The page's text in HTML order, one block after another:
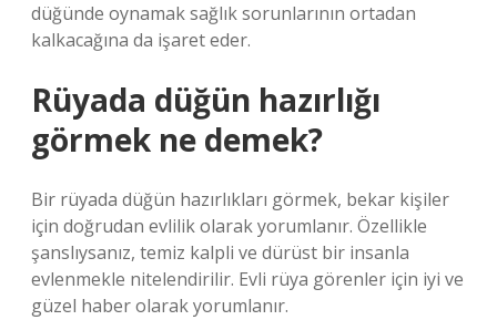
düğünde oynamak sağlık sorunlarının ortadan
kalkacağına da işaret eder.
Rüyada düğün hazırlığı
görmek ne demek?
Bir rüyada düğün hazırlıkları görmek, bekar kişiler
için doğrudan evlilik olarak yorumlanır. Özellikle
şanslıysanız, temiz kalpli ve dürüst bir insanla
evlenmekle nitelendirilir. Evli rüya görenler için iyi ve
güzel haber olarak yorumlanır.